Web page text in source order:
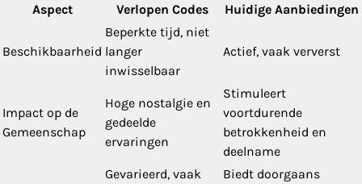
Aspect Verlopen Codes Huidige Aanbiedingen
Beschikbaarheid
Beperkte tijd, niet
langer
inwisselbaar
Actief, vaak ververst
Impact op de
Gemeenschap
Hoge nostalgie en
gedeelde
ervaringen
Stimuleert
voortdurende
betrokkenheid en
deelname
Gevarieerd, vaak
Biedt doorgaans